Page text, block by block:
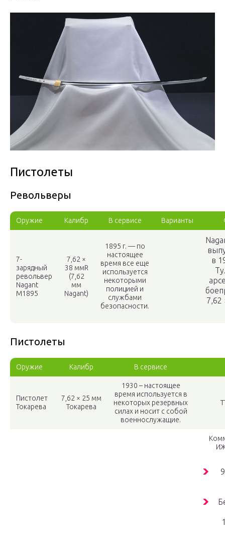
Пистолеты
Револьверы
Оружие Калибр В сервисе Варианты
7-
зарядный
револьвер
Nagant
M1895
7,62 ×
38 ммR
(7,62
мм
Nagant)
1895 г. — по
настоящее
время все еще
используется
некоторыми
полицией и
службами
безопасности.
в
7,62
Пистолеты
Оружие Калибр В сервисе
Пистолет
Токарева
7,62 × 25 мм
Токарева
1930 – настоящее
время используется в
некоторых резервных
силах и носит с собой
военнослужащие.